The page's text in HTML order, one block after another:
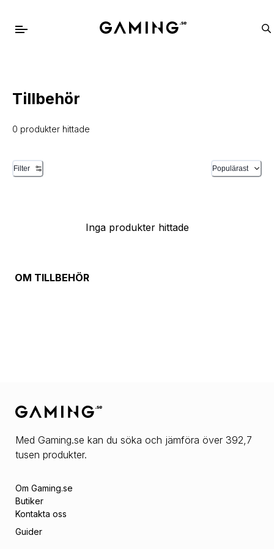
Tillbehör
0 produkter hittade
Filter Populärast
Inga produkter hittade
OM TILLBEHÖR
Med Gaming.se kan du söka och jämföra över 392,7
tusen produkter.
Om Gaming.se
Butiker
Kontakta oss
Guider